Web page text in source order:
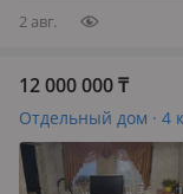
2 авг.
12 000 000₸
Отдельный дом · 4